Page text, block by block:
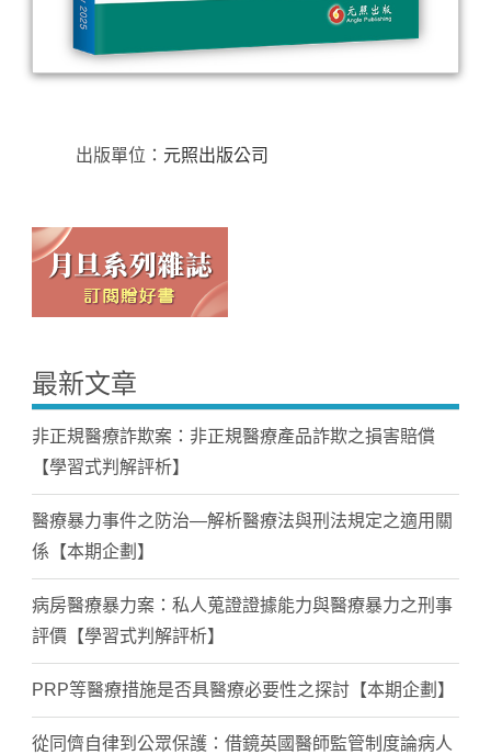
出版單位： 元照出版公司
最新文章
非正規醫療詐欺案：非正規醫療產品詐欺之損害賠償
【學習式判解評析】
醫療暴力事件之防治—解析醫療法與刑法規定之適用關
係【本期企劃】
病房醫療暴力案：私人蒐證證據能力與醫療暴力之刑事
評價【學習式判解評析】
PRP等醫療措施是否具醫療必要性之探討【本期企劃】
從同儕自律到公眾保護：借鏡英國醫師監管制度論病人